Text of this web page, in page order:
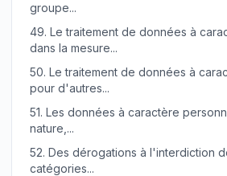
groupe...
49. Le traitement de données à
dans la mesure...
50. Le traitement de données à
pour d'autres...
51. Les données à caractère
nature,...
52. Des dérogations à l'interdiction
catégories...